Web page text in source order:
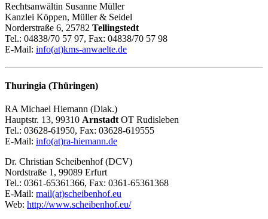
Rechtsanwältin Susanne Müller
Kanzlei Köppen, Müller & Seidel
Norderstraße 6, 25782 Tellingstedt
Tel.: 04838/70 57 97, Fax: 04838/70 57 98
E-Mail: info(at)kms-anwaelte.de
Thuringia (Thüringen)
RA Michael Hiemann (Diak.)
Hauptstr. 13, 99310 Arnstadt OT Rudisleben
Tel.: 03628-61950, Fax: 03628-619555
E-Mail: info(at)ra-hiemann.de
Dr. Christian Scheibenhof (DCV)
Nordstraße 1, 99089 Erfurt
Tel.: 0361-65361366, Fax: 0361-65361368
E-Mail: mail(at)scheibenhof.eu
Web: http://www.scheibenhof.eu/